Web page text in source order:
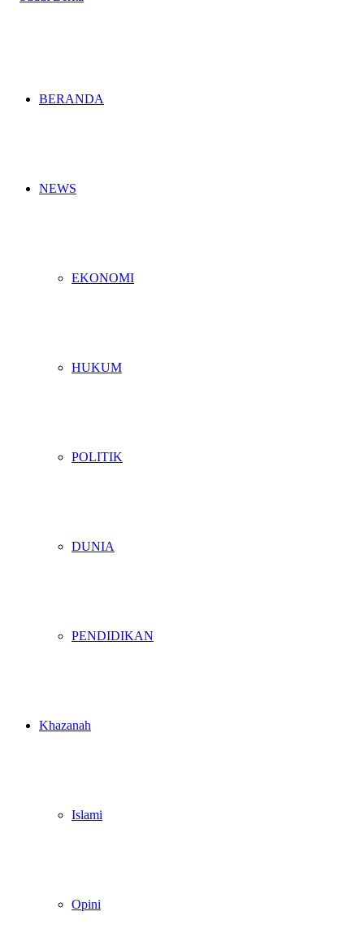
BERANDA
NEWS
EKONOMI
HUKUM
POLITIK
DUNIA
PENDIDIKAN
Khazanah
Islami
Opini